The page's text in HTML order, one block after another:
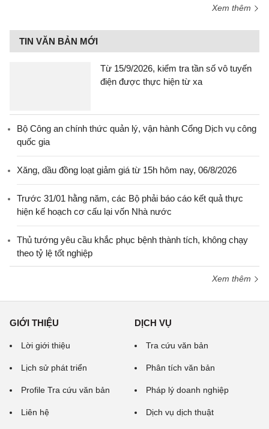
Xem thêm
TIN VĂN BẢN MỚI
Từ 15/9/2026, kiểm tra tần số vô tuyến
điện được thực hiện từ xa
Bộ Công an chính thức quản lý, vận hành Cổng Dịch vụ công
quốc gia
Xăng, dầu đồng loạt giảm giá từ 15h hôm nay, 06/8/2026
Trước 31/01 hằng năm, các Bộ phải báo cáo kết quả thực
hiện kế hoạch cơ cấu lại vốn Nhà nước
Thủ tướng yêu cầu khắc phục bệnh thành tích, không chạy
theo tỷ lệ tốt nghiệp
Xem thêm
GIỚI THIỆU
Lời giới thiệu
Lịch sử phát triển
Profile Tra cứu văn bản
Liên hệ
DỊCH VỤ
Tra cứu văn bản
Phân tích văn bản
Pháp lý doanh nghiệp
Dịch vụ dịch thuật